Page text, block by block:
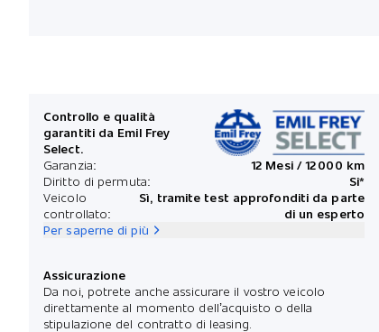
Controllo e qualità
garantiti da Emil Frey
Select.
Garanzia:
12 Mesi / 12 000 km
Diritto di permuta:
Si*
Veicolo
controllato:
Sì, tramite test approfonditi da parte
di un esperto
Per saperne di più
Assicurazione
Da noi, potrete anche assicurare il vostro veicolo
direttamente al momento dell’acquisto o della
stipulazione del contratto di leasing.